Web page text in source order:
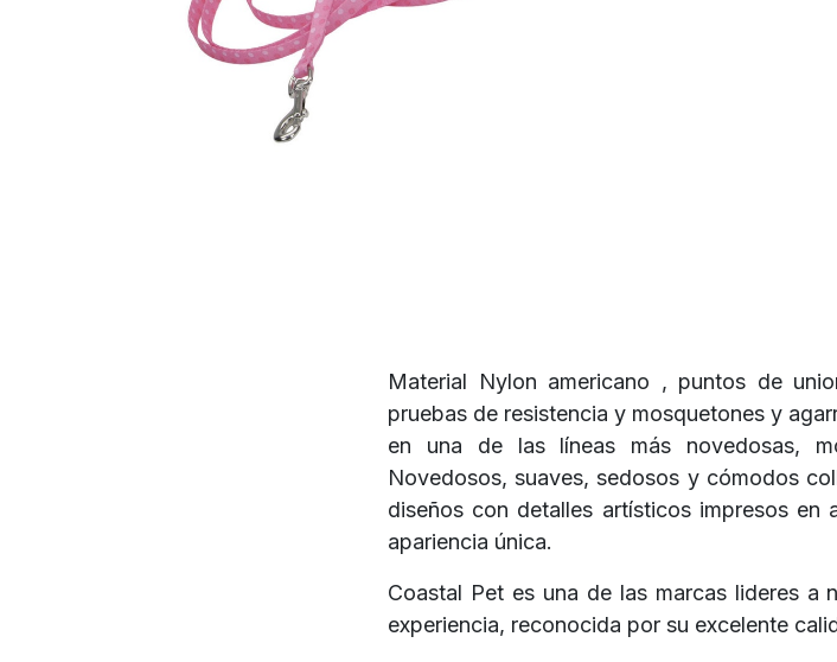
Material Nylon americano , puntos de
pruebas de resistencia y mosquetones y
en una de las líneas más novedosas,
Novedosos, suaves, sedosos y cómodos
diseños con detalles artísticos impresos en
apariencia única.
Coastal Pet es una de las marcas lideres a
experiencia, reconocida por su excelente